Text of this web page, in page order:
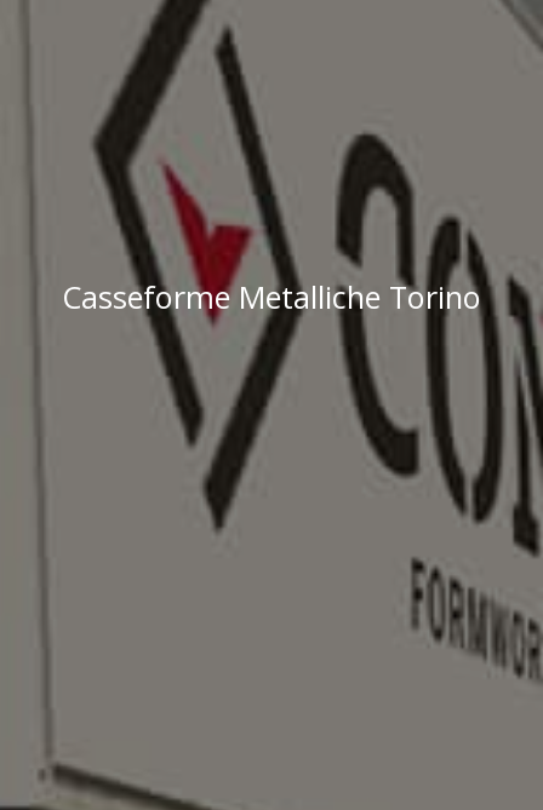
Casseforme Metalliche Torino